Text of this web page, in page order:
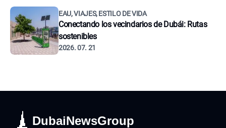
EAU, VIAJES, ESTILO DE VIDA
Conectando los vecindarios de Dubái: Rutas
sostenibles
2026. 07. 21
DubaiNewsGroup